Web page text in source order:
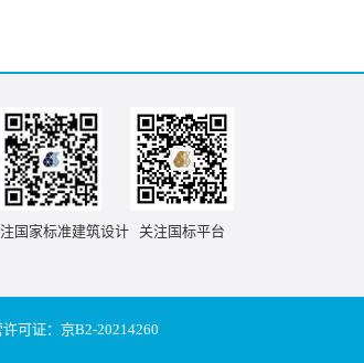
国家标准建筑设计 关注国标平台
可证：京B2-20214260